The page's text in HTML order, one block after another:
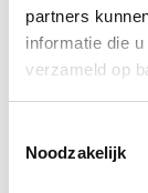
partners
informatie die
verzameld op
Noodzakelijk